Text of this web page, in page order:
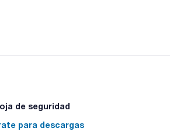
de seguridad
para descargas